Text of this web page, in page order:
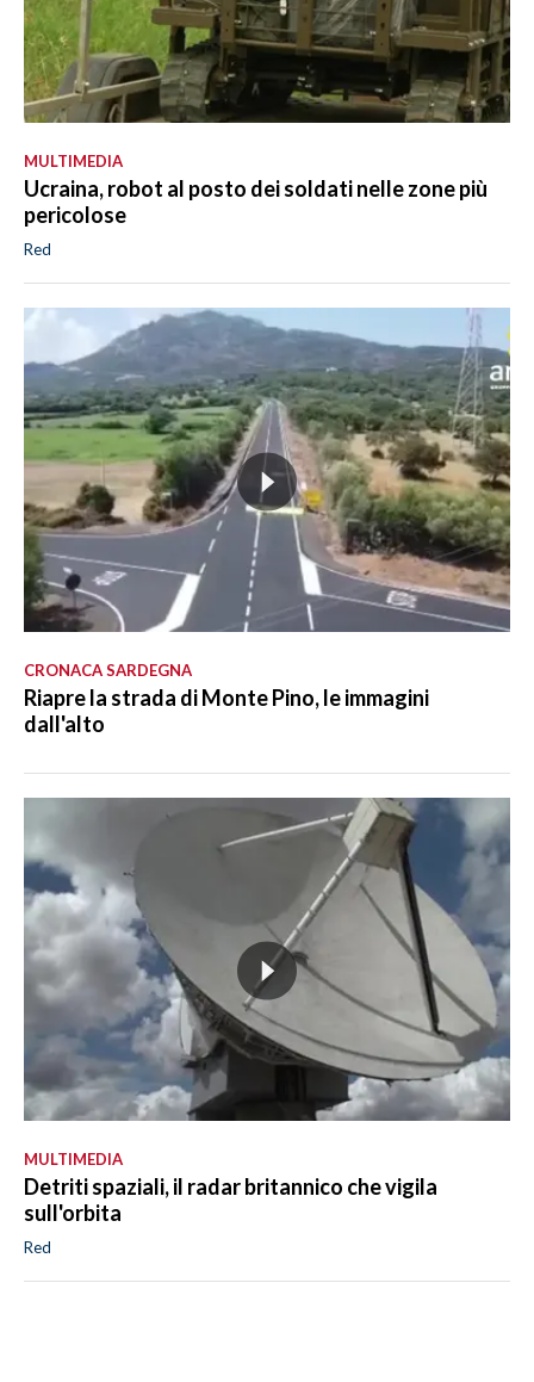
MULTIMEDIA
Ucraina, robot al posto dei soldati nelle zone più
pericolose
Red
CRONACA SARDEGNA
Riapre la strada di Monte Pino, le immagini
dall'alto
MULTIMEDIA
Detriti spaziali, il radar britannico che vigila
sull'orbita
Red